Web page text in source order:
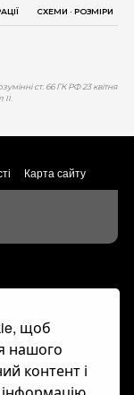
щоб
нашого
контент і
СХЕМИ · РОЗМІРИ
ст. 66 ГК РФ 23 квітня
II.
Карта сайту